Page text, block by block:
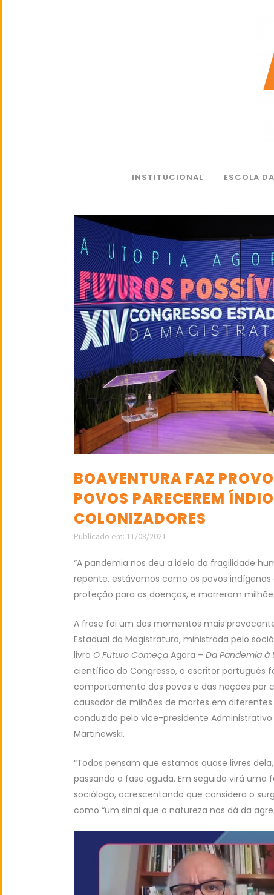
INSTITUCIONAL ESCOLA
BOAVENTURA FAZ
POVOS PARECEREM
COLONIZADORES
Publicado em: 11/08/2021
“A pandemia nos deu a ideia da fragilidade
repente, estávamos como os povos
proteção para as doenças, e morreram
A frase foi um dos momentos mais
Estadual da Magistratura, ministrada pelo
livro O Futuro Começa Agora – Da Pandemia à
científico do Congresso, o escritor português
comportamento dos povos e das nações por
causador de milhões de mortes em
conduzida pelo vice-presidente Administrativo
Martinewski.
“Todos pensam que estamos quase livres
passando a fase aguda. Em seguida virá uma
sociólogo, acrescentando que considera o
como “um sinal que a natureza nos dá da